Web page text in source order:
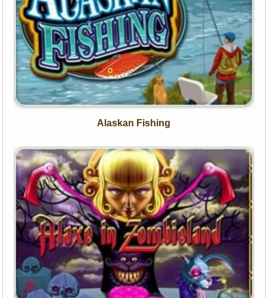
Alaskan Fishing